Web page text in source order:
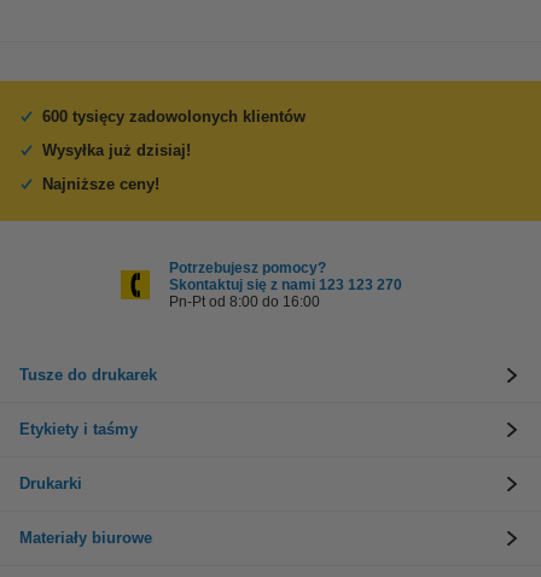
600 tysięcy zadowolonych klientów
Wysyłka już dzisiaj!
Najniższe ceny!
Potrzebujesz pomocy?
Skontaktuj się z nami 123 123 270
Pn-Pt od 8:00 do 16:00
Tusze do drukarek
Etykiety i taśmy
Drukarki
Materiały biurowe